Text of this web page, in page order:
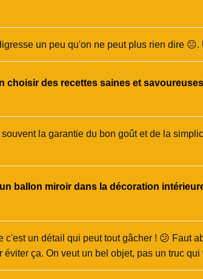
un peu qu'on ne peut plus rien dire
choisir des recettes saines et
la garantie du bon goût et de la
ballon miroir dans la décoration
c'est un détail qui peut tout gâcher ! 😕 Faut
ça. On veut un bel objet, pas un truc